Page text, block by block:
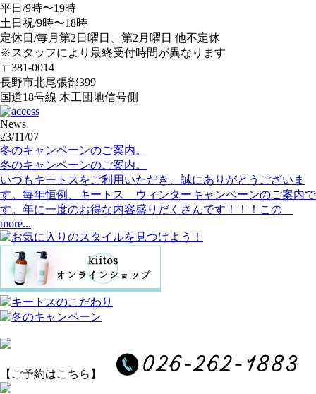
平日/9時〜19時
土日祝/9時〜18時
定休日/毎月第2日曜日、第2月曜日 他不定休
※スタッフにより最終受付時間が異なります
〒381-0014
長野市北尾張部399
国道18号線 木工団地信号側
News
23/11/07
冬のキャンペーンのご案内。
冬のキャンペーンのご案内。
いつもキートスをご利用いただき、誠にありがとうございま
す。毎年恒例、キートス ウィンターキャンペーンのご案内で
す。年に一度のお得な内容盛りだくさんです！！！この
more...
【ご予約はこちら】